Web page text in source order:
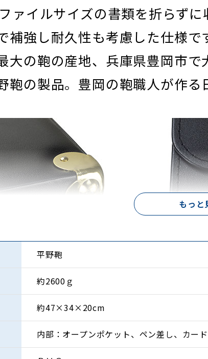
ァイルサイズの書類を折らず
補強し耐久性も考慮した仕様
大の鞄の産地、兵庫県豊岡市
鞄の製品。豊岡の鞄職人が作る
用でコーナーを補強
前付き板状ロック式で開閉が楽
もっと
平野鞄
約2600ｇ
約47×34×20cm
内部：オープンポケット、ペン差し、カー